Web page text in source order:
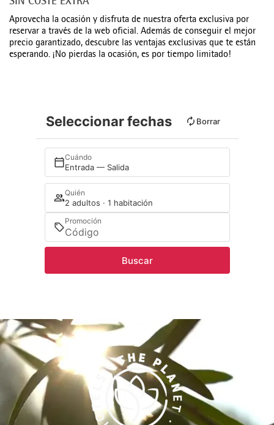
SIN COSTE EXTRA
Aprovecha la ocasión y disfruta de nuestra oferta exclusiva por
reservar a través de la web oficial. Además de conseguir el mejor
precio garantizado, descubre las ventajas exclusivas que te están
esperando. ¡No pierdas la ocasión, es por tiempo limitado!
Seleccionar fechas Borrar
Cuándo
Entrada — Salida
Quién
2 adultos · 1 habitación
Promoción
Buscar